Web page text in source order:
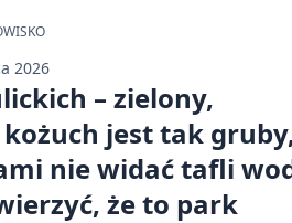
2026
– zielony,
jest tak
nie widać tafli
że to park